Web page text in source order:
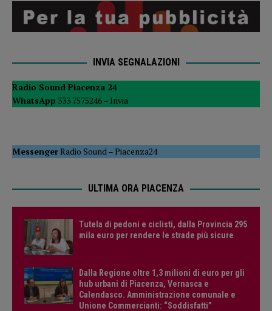
INVIA SEGNALAZIONI
Radio Sound Piacenza 24
WhatsApp 333 7575246 – Invia
MessengerRadio Sound –Piacenza24
ULTIMA ORA PIACENZA
Tutela di pedoni e ciclisti, dalla Provincia 295
mila euro per rendere le strade più sicure
Dalla Regione oltre 1,3 milioni di euro per gli
hub urbani di Piacenza, Vernasca e
Calendasco. Amministrazione comunale e
Unione Commercianti: “Soddisfatti”